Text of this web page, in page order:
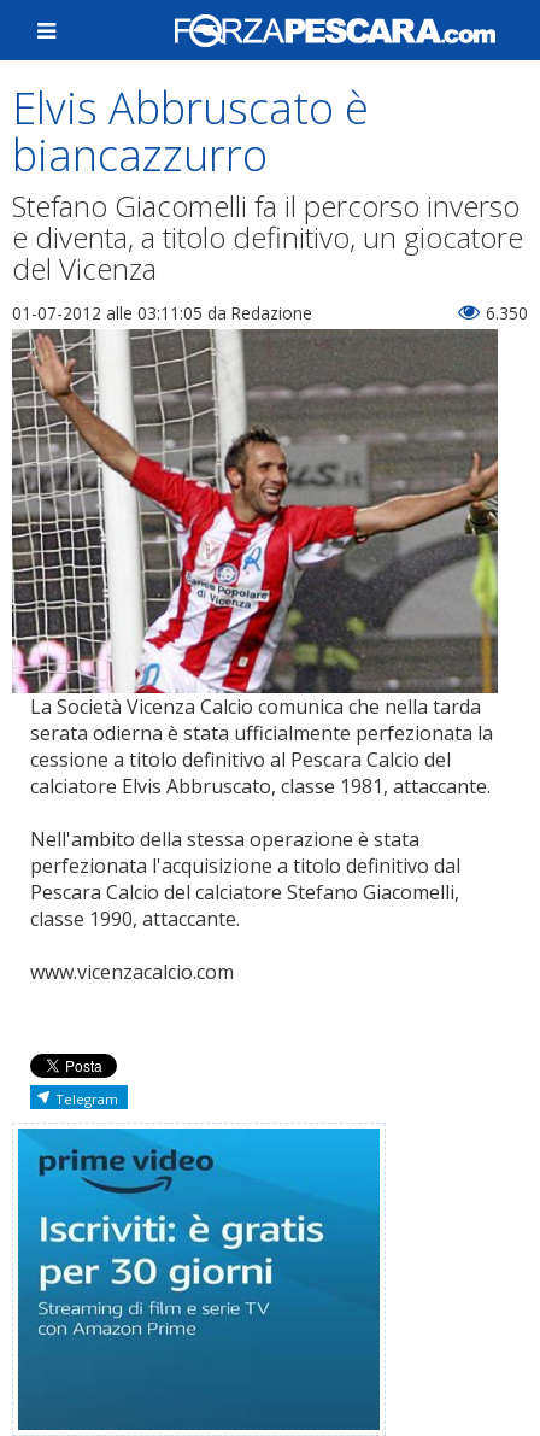
Elvis Abbruscato è
biancazzurro
Stefano Giacomelli fa il percorso inverso
e diventa, a titolo definitivo, un giocatore
del Vicenza
01-07-2012 alle 03:11:05 da Redazione 6.350
La Società Vicenza Calcio comunica che nella tarda
serata odierna è stata ufficialmente perfezionata la
cessione a titolo definitivo al Pescara Calcio del
calciatore Elvis Abbruscato, classe 1981, attaccante.
Nell'ambito della stessa operazione è stata
perfezionata l'acquisizione a titolo definitivo dal
Pescara Calcio del calciatore Stefano Giacomelli,
classe 1990, attaccante.
www.vicenzacalcio.com
Telegram